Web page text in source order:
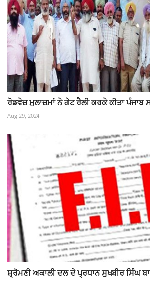
ਰੋਡਵੇਜ਼ ਮੁਲਾਜ਼ਮਾਂ ਨੇ ਗੇਟ ਰੈਲੀ ਕਰਕੇ ਕੀਤਾ ਪੰਜਾਬ
Aug 29, 2024
ਸ਼੍ਰੋਮਣੀ ਅਕਾਲੀ ਦਲ ਦੇ ਪ੍ਰਧਾਨ ਸੁਖਬੀਰ ਸਿੰਘ